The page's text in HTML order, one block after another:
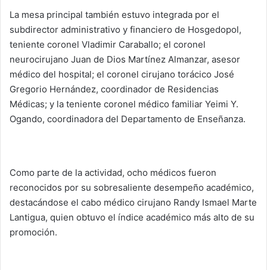
La mesa principal también estuvo integrada por el
subdirector administrativo y financiero de Hosgedopol,
teniente coronel Vladimir Caraballo; el coronel
neurocirujano Juan de Dios Martínez Almanzar, asesor
médico del hospital; el coronel cirujano torácico José
Gregorio Hernández, coordinador de Residencias
Médicas; y la teniente coronel médico familiar Yeimi Y.
Ogando, coordinadora del Departamento de Enseñanza.
Como parte de la actividad, ocho médicos fueron
reconocidos por su sobresaliente desempeño académico,
destacándose el cabo médico cirujano Randy Ismael Marte
Lantigua, quien obtuvo el índice académico más alto de su
promoción.